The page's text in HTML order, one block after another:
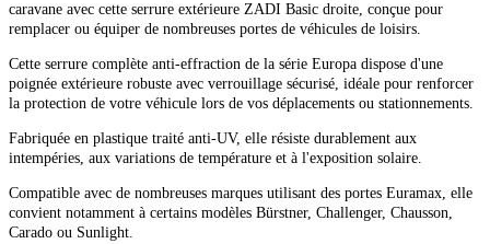
caravane avec cette serrure extérieure ZADI Basic droite, conçue pour
remplacer ou équiper de nombreuses portes de véhicules de loisirs.
Cette serrure complète anti-effraction de la série Europa dispose d'une
poignée extérieure robuste avec verrouillage sécurisé, idéale pour renforcer
la protection de votre véhicule lors de vos déplacements ou stationnements.
Fabriquée en plastique traité anti-UV, elle résiste durablement aux
intempéries, aux variations de température et à l'exposition solaire.
Compatible avec de nombreuses marques utilisant des portes Euramax, elle
convient notamment à certains modèles Bürstner, Challenger, Chausson,
Carado ou Sunlight.